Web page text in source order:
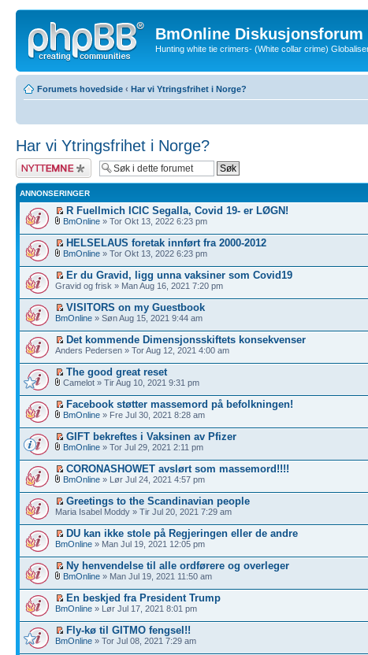
BmOnline Diskusjonsforum
Hunting white tie crimers- (White collar crime)
Forumets hovedside ‹ Har vi Ytringsfrihet i Norge?
Har vi Ytringsfrihet i Norge?
Legg inn et nytt
emne
ANNONSERINGER
R Fuellmich ICIC Segalla, Covid 19- er LØGN!
BmOnline » Tor Okt 13, 2022 6:23 pm
HELSELAUS foretak innført fra 2000-2012
BmOnline » Tor Okt 13, 2022 6:23 pm
Er du Gravid, ligg unna vaksiner som Covid19
Gravid og frisk » Man Aug 16, 2021 7:20 pm
VISITORS on my Guestbook
BmOnline » Søn Aug 15, 2021 9:44 am
Det kommende Dimensjonsskiftets konsekvenser
Anders Pedersen » Tor Aug 12, 2021 4:00 am
The good great reset
Camelot » Tir Aug 10, 2021 9:31 pm
Facebook støtter massemord på befolkningen!
BmOnline » Fre Jul 30, 2021 8:28 am
GIFT bekreftes i Vaksinen av Pfizer
BmOnline » Tor Jul 29, 2021 2:11 pm
CORONASHOWET avslørt som massemord!!!!
BmOnline » Lør Jul 24, 2021 4:57 pm
Greetings to the Scandinavian people
Maria Isabel Moddy » Tir Jul 20, 2021 7:29 am
DU kan ikke stole på Regjeringen eller de andre
BmOnline » Man Jul 19, 2021 12:05 pm
Ny henvendelse til alle ordførere og overleger
BmOnline » Man Jul 19, 2021 11:50 am
En beskjed fra President Trump
BmOnline » Lør Jul 17, 2021 8:01 pm
Fly-kø til GITMO fengsel!!
BmOnline » Tor Jul 08, 2021 7:29 am